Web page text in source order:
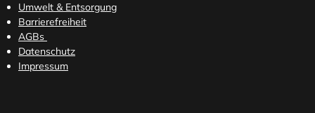
Umwelt & Entsorgung
Barrierefreiheit
AGBs
Datenschutz
Impressum